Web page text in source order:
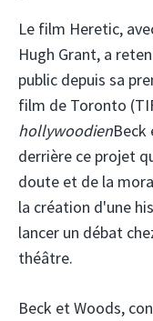
Le film Heretic,
Hugh Grant, a
public depuis sa
film de Toronto
hollywoodienBeck
derrière ce projet
doute et de la
la création d'une
lancer un débat
théâtre.
Beck et Woods,